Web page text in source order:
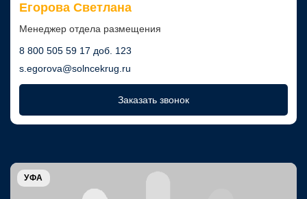
Егорова Светлана
Менеджер отдела размещения
8 800 505 59 17 доб. 123
s.egorova@solncekrug.ru
Заказать звонок
УФА